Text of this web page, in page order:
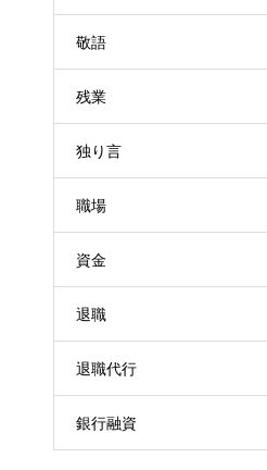
敬語
残業
独り言
職場
資金
退職
退職代行
銀行融資